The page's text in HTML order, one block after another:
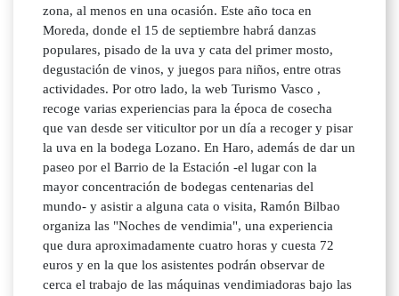
zona, al menos en una ocasión. Este año toca en
Moreda, donde el 15 de septiembre habrá danzas
populares, pisado de la uva y cata del primer mosto,
degustación de vinos, y juegos para niños, entre otras
actividades. Por otro lado, la web Turismo Vasco ,
recoge varias experiencias para la época de cosecha
que van desde ser viticultor por un día a recoger y pisar
la uva en la bodega Lozano. En Haro, además de dar un
paseo por el Barrio de la Estación -el lugar con la
mayor concentración de bodegas centenarias del
mundo- y asistir a alguna cata o visita, Ramón Bilbao
organiza las "Noches de vendimia", una experiencia
que dura aproximadamente cuatro horas y cuesta 72
euros y en la que los asistentes podrán observar de
cerca el trabajo de las máquinas vendimiadoras bajo las